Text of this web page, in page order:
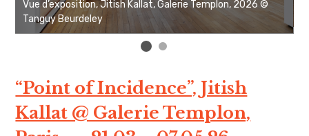
Vue d’exposition, Jitish Kallat, Galerie Templon, 2026 ©
Tanguy Beurdeley
“Point of Incidence”, Jitish
Kallat @ Galerie Templon,